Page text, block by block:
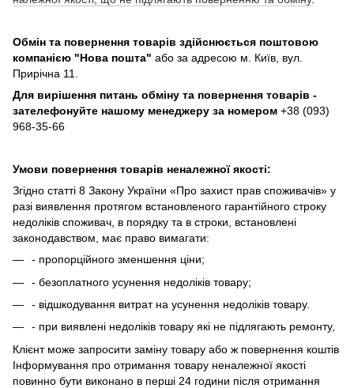
Обмін та повернення товарів здійснюється поштовою
компанією "Нова пошта" або за адресою м. Київ, вул.
Прирічна 11.
Для вирішення питань обміну та повернення товарів -
зателефонуйте нашому менеджеру за номером +38 (093)
968-35-66
Умови повернення товарів неналежної якості:
Згідно статті 8 Закону України «Про захист прав споживачів» у
разі виявлення протягом встановленого гарантійного строку
недоліків споживач, в порядку та в строки, встановлені
законодавством, має право вимагати:
- пропорційного зменшення ціни;
- безоплатного усунення недоліків товару;
- відшкодування витрат на усунення недоліків товару.
- при виявлені недоліків товару які не підлягають ремонту,
Клієнт може запросити заміну товару або ж повернення коштів
Інформування про отримання товару неналежної якості
повинно бути виконано в перші 24 години після отримання